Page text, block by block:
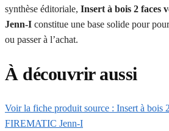
synthèse éditoriale, Insert à bois 2
Jenn-I constitue une base solide pour
ou passer à l’achat.
À découvrir aussi
Voir la fiche produit source : Insert à bois
FIREMATIC Jenn-I